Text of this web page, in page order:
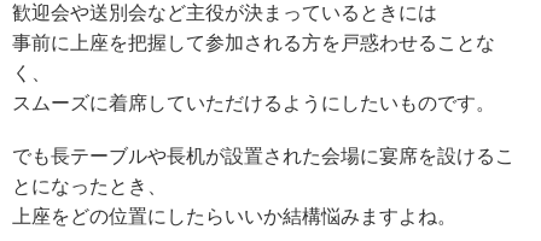
歓迎会や送別会など主役が決まっているときには
事前に上座を把握して参加される方を戸惑わせることな
く、
スムーズに着席していただけるようにしたいものです。
でも長テーブルや長机が設置された会場に宴席を設けるこ
とになったとき、
上座をどの位置にしたらいいか結構悩みますよね。